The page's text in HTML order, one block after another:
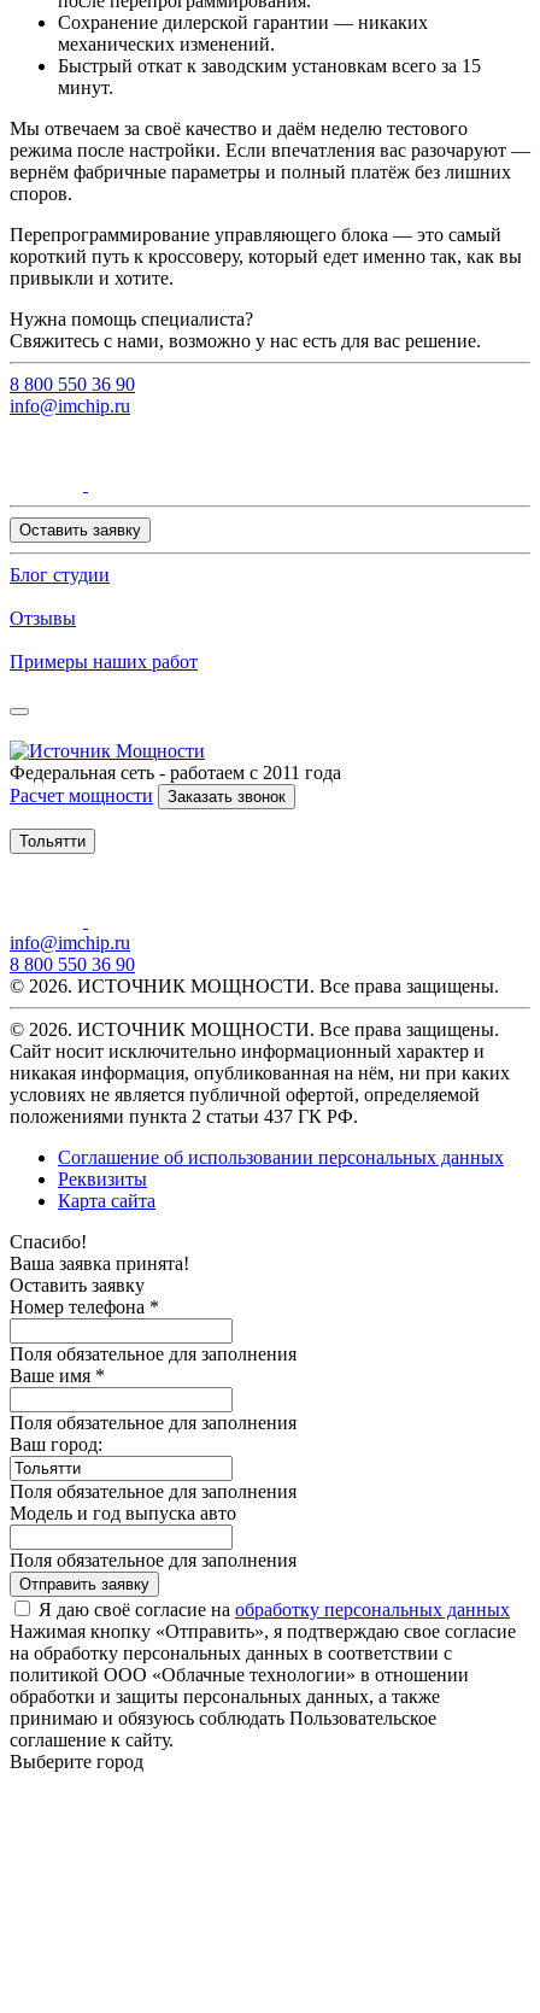
Сохранение дилерской гарантии — никаких
механических изменений.
Быстрый откат к заводским установкам всего за 15
минут.
Мы отвечаем за своё качество и даём неделю тестового
режима после настройки. Если впечатления вас разочаруют —
вернём фабричные параметры и полный платёж без лишних
споров.
Перепрограммирование управляющего блока — это самый
короткий путь к кроссоверу, который едет именно так, как вы
привыкли и хотите.
Нужна помощь специалиста?
Свяжитесь с нами, возможно у нас есть для вас решение.
8 800 550 36 90
info@imchip.ru
Оставить заявку
Блог студии
Отзывы
Примеры наших работ
Федеральная сеть - работаем с 2011 года
Расчет мощности
Заказать звонок
Тольятти
info@imchip.ru
8 800 550 36 90
© 2026. ИСТОЧНИК МОЩНОСТИ. Все права защищены.
© 2026. ИСТОЧНИК МОЩНОСТИ. Все права защищены.
Сайт носит исключительно информационный характер и
никакая информация, опубликованная на нём, ни при каких
условиях не является публичной офертой, определяемой
положениями пункта 2 статьи 437 ГК РФ.
Соглашение об использовании персональных данных
Реквизиты
Карта сайта
Спасибо!
Ваша заявка принята!
Оставить заявку
Номер телефона *
Поля обязательное для заполнения
Ваше имя *
Поля обязательное для заполнения
Ваш город:
Поля обязательное для заполнения
Модель и год выпуска авто
Поля обязательное для заполнения
Отправить заявку
Я даю своё согласие на обработку персональных данных
Нажимая кнопку «Отправить», я подтверждаю свое согласие
на обработку персональных данных в соответствии с
политикой ООО «Облачные технологии» в отношении
обработки и защиты персональных данных, а также
принимаю и обязуюсь соблюдать Пользовательское
соглашение к сайту.
Выберите город